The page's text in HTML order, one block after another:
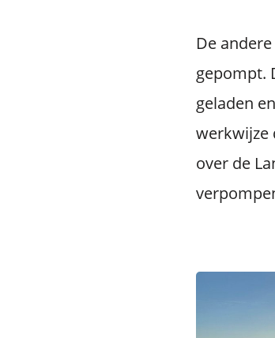
De
gepompt.
geladen
werkwijze
over de